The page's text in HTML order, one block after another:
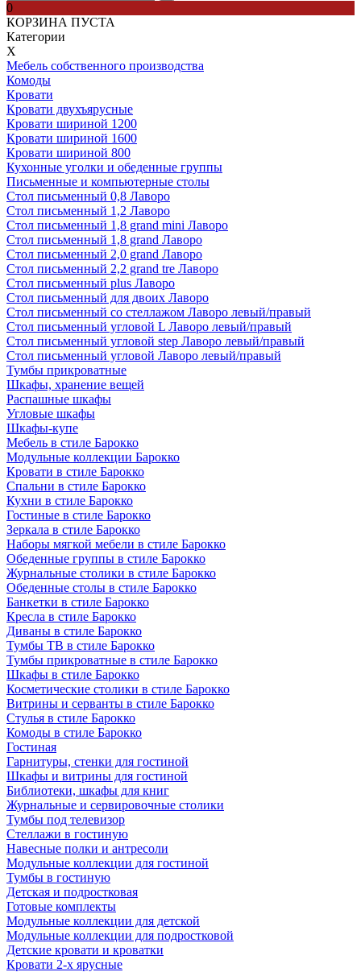
0
КОРЗИНА ПУСТА
Категории
Х
Мебель собственного производства
Комоды
Кровати
Кровати двухъярусные
Кровати шириной 1200
Кровати шириной 1600
Кровати шириной 800
Кухонные уголки и обеденные группы
Письменные и компьютерные столы
Стол письменный 0,8 Лаворо
Стол письменный 1,2 Лаворо
Стол письменный 1,8 grand mini Лаворо
Стол письменный 1,8 grand Лаворо
Стол письменный 2,0 grand Лаворо
Стол письменный 2,2 grand tre Лаворо
Стол письменный plus Лаворо
Стол письменный для двоих Лаворо
Стол письменный со стеллажом Лаворо левый/правый
Стол письменный угловой L Лаворо левый/правый
Стол письменный угловой step Лаворо левый/правый
Стол письменный угловой Лаворо левый/правый
Тумбы прикроватные
Шкафы, хранение вещей
Распашные шкафы
Угловые шкафы
Шкафы-купе
Мебель в стиле Барокко
Модульные коллекции Барокко
Кровати в стиле Барокко
Спальни в стиле Барокко
Кухни в стиле Барокко
Гостиные в стиле Барокко
Зеркала в стиле Барокко
Наборы мягкой мебели в стиле Барокко
Обеденные группы в стиле Барокко
Журнальные столики в стиле Барокко
Обеденные столы в стиле Барокко
Банкетки в стиле Барокко
Кресла в стиле Барокко
Диваны в стиле Барокко
Тумбы ТВ в стиле Барокко
Тумбы прикроватные в стиле Барокко
Шкафы в стиле Барокко
Косметические столики в стиле Барокко
Витрины и серванты в стиле Барокко
Стулья в стиле Барокко
Комоды в стиле Барокко
Гостиная
Гарнитуры, стенки для гостиной
Шкафы и витрины для гостиной
Библиотеки, шкафы для книг
Журнальные и сервировочные столики
Тумбы под телевизор
Стеллажи в гостиную
Навесные полки и антресоли
Модульные коллекции для гостиной
Тумбы в гостиную
Детская и подростковая
Готовые комплекты
Модульные коллекции для детской
Модульные коллекции для подростковой
Детские кровати и кроватки
Кровати 2-х ярусные